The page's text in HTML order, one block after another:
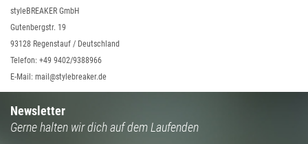
styleBREAKER GmbH
Gutenbergstr. 19
93128 Regenstauf / Deutschland
Telefon: +49 9402/9388966
E-Mail: mail@stylebreaker.de
Newsletter
Gerne halten wir dich auf dem Laufenden